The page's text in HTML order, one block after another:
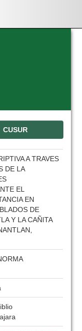
CUSUR
A TRAVES
DE LA
EL
EN
DE
Y LA CAÑITA